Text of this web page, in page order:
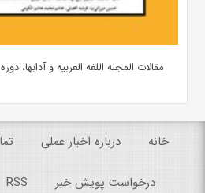
مقالات المجله اللغه العربیه و آدابها، دوره ۱۹، شماره ۱ منتشر شد
خانه درباره اخبار عملی
درخواست پویش خبر RSS